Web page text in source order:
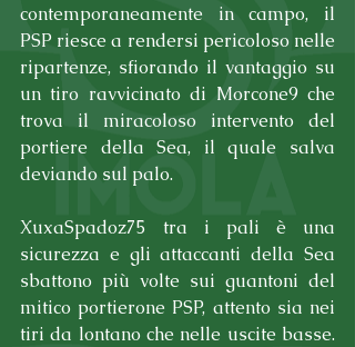
contemporaneamente in campo, il
PSP riesce a rendersi pericoloso nelle
ripartenze, sfiorando il vantaggio su
un tiro ravvicinato di Morcone9 che
trova il miracoloso intervento del
portiere della Sea, il quale salva
deviando sul palo.
XuxaSpadoz75 tra i pali è una
sicurezza e gli attaccanti della Sea
sbattono più volte sui guantoni del
mitico portierone PSP, attento sia nei
tiri da lontano che nelle uscite basse.